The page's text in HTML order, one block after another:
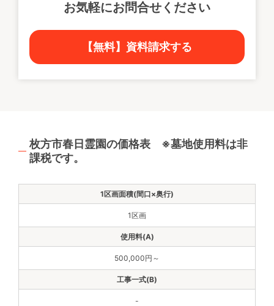
お気軽にお問合せください
【無料】資料請求する
枚方市春日霊園の価格表 ※墓地使用料は非
課税です。
1区画
500,000円～
-